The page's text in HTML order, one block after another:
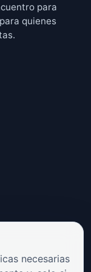
para
quienes
necesarias